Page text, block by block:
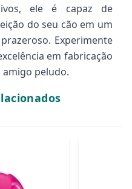
ele é capaz de
do seu cão em um
Experimente
em fabricação
peludo.